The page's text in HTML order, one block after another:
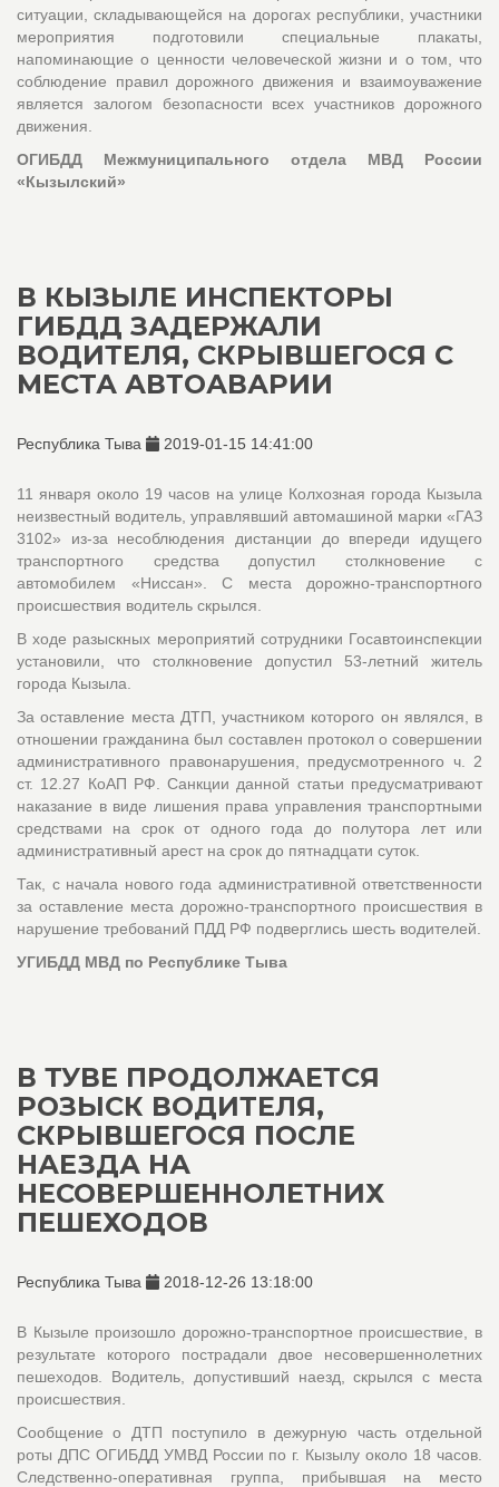
ситуации, складывающейся на дорогах республики, участники
мероприятия подготовили специальные плакаты,
напоминающие о ценности человеческой жизни и о том, что
соблюдение правил дорожного движения и взаимоуважение
является залогом безопасности всех участников дорожного
движения.
ОГИБДД Межмуниципального отдела МВД России
«Кызылский»
В КЫЗЫЛЕ ИНСПЕКТОРЫ
ГИБДД ЗАДЕРЖАЛИ
ВОДИТЕЛЯ, СКРЫВШЕГОСЯ С
МЕСТА АВТОАВАРИИ
Республика Тыва 2019-01-15 14:41:00
11 января около 19 часов на улице Колхозная города Кызыла
неизвестный водитель, управлявший автомашиной марки «ГАЗ
3102» из-за несоблюдения дистанции до впереди идущего
транспортного средства допустил столкновение с
автомобилем «Ниссан». С места дорожно-транспортного
происшествия водитель скрылся.
В ходе разыскных мероприятий сотрудники Госавтоинспекции
установили, что столкновение допустил 53-летний житель
города Кызыла.
За оставление места ДТП, участником которого он являлся, в
отношении гражданина был составлен протокол о совершении
административного правонарушения, предусмотренного ч. 2
ст. 12.27 КоАП РФ. Санкции данной статьи предусматривают
наказание в виде лишения права управления транспортными
средствами на срок от одного года до полутора лет или
административный арест на срок до пятнадцати суток.
Так, с начала нового года административной ответственности
за оставление места дорожно-транспортного происшествия в
нарушение требований ПДД РФ подверглись шесть водителей.
УГИБДД МВД по Республике Тыва
В ТУВЕ ПРОДОЛЖАЕТСЯ
РОЗЫСК ВОДИТЕЛЯ,
СКРЫВШЕГОСЯ ПОСЛЕ
НАЕЗДА НА
НЕСОВЕРШЕННОЛЕТНИХ
ПЕШЕХОДОВ
Республика Тыва 2018-12-26 13:18:00
В Кызыле произошло дорожно-транспортное происшествие, в
результате которого пострадали двое несовершеннолетних
пешеходов. Водитель, допустивший наезд, скрылся с места
происшествия.
Сообщение о ДТП поступило в дежурную часть отдельной
роты ДПС ОГИБДД УМВД России по г. Кызылу около 18 часов.
Следственно-оперативная группа, прибывшая на место